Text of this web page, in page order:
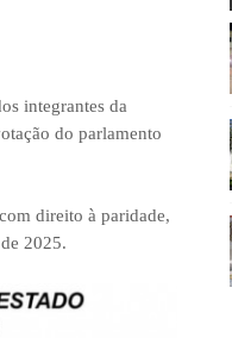
integrantes da
do parlamento
direito à paridade,
2025.